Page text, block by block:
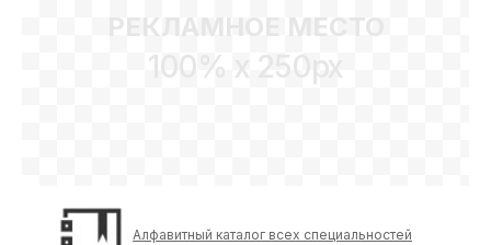
РЕКЛАМНОЕ МЕСТО
100% x 250px
Алфавитный каталог всех специальностей